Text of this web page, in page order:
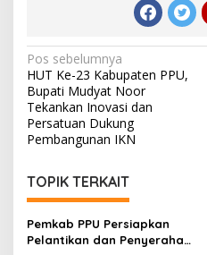
Navigasi
pos
Pos sebelumnya
HUT Ke-23 Kabupaten PPU,
Bupati Mudyat Noor
Tekankan Inovasi dan
Persatuan Dukung
Pembangunan IKN
TOPIK TERKAIT
Pemkab PPU Persiapkan
Pelantikan dan Penyerahan